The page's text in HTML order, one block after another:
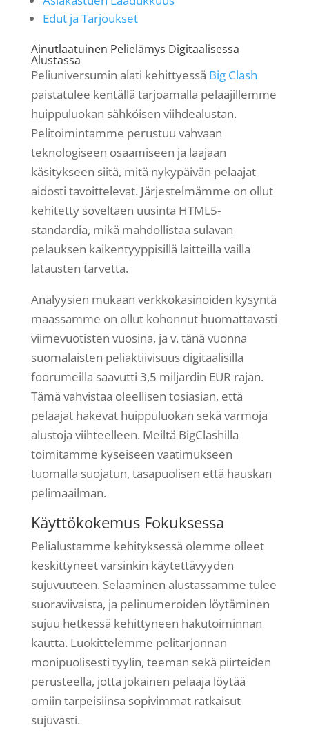
Edut ja Tarjoukset
Ainutlaatuinen Pelielämys Digitaalisessa
Alustassa
Peliuniversumin alati kehittyessä Big Clash
paistatulee kentällä tarjoamalla pelaajillemme
huippuluokan sähköisen viihdealustan.
Pelitoimintamme perustuu vahvaan
teknologiseen osaamiseen ja laajaan
käsitykseen siitä, mitä nykypäivän pelaajat
aidosti tavoittelevat. Järjestelmämme on ollut
kehitetty soveltaen uusinta HTML5-
standardia, mikä mahdollistaa sulavan
pelauksen kaikentyyppisillä laitteilla vailla
latausten tarvetta.
Analyysien mukaan verkkokasinoiden kysyntä
maassamme on ollut kohonnut huomattavasti
viimevuotisten vuosina, ja v. tänä vuonna
suomalaisten peliaktiivisuus digitaalisilla
foorumeilla saavutti 3,5 miljardin EUR rajan.
Tämä vahvistaa oleellisen tosiasian, että
pelaajat hakevat huippuluokan sekä varmoja
alustoja viihteelleen. Meiltä BigClashilla
toimitamme kyseiseen vaatimukseen
tuomalla suojatun, tasapuolisen että hauskan
pelimaailman.
Käyttökokemus Fokuksessa
Pelialustamme kehityksessä olemme olleet
keskittyneet varsinkin käytettävyyden
sujuvuuteen. Selaaminen alustassamme tulee
suoraviivaista, ja pelinumeroiden löytäminen
sujuu hetkessä kehittyneen hakutoiminnan
kautta. Luokittelemme pelitarjonnan
monipuolisesti tyylin, teeman sekä piirteiden
perusteella, jotta jokainen pelaaja löytää
omiin tarpeisiinsa sopivimmat ratkaisut
sujuvasti.